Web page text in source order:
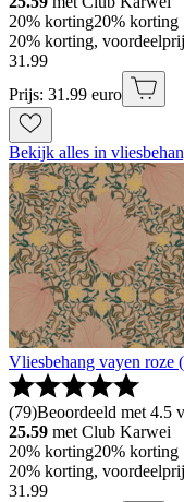
20% korting20% korting
20% korting,
31 .99
Prijs: 31.99 euro
Bekijk alles in
Vliesbehang vayen roze
(79)Beoordeeld met 4.5
25.59 met Club Karwei
20% korting20% korting
20% korting,
31 .99